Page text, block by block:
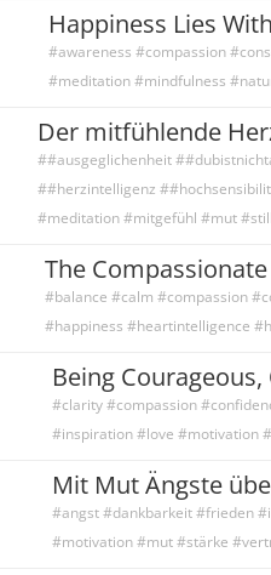
Happiness Lies
#awareness #compassion
#meditation #mindfulness
Der mitfühlende
##ausgeglichenheit
##herzintelligenz
#meditation #mitgefühl #mut
The
#balance #calm #compassion
#happiness #heartintelligence
Being
#clarity #compassion
#inspiration #love #motivation
Mit Mut Ängste
#angst #dankbarkeit #frieden
#motivation #mut #stärke